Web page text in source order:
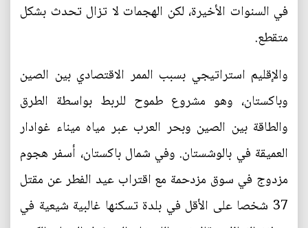
في السنوات الأخيرة، لكن الهجمات لا تزال تحدث بشكل
متقطع.
والإقليم استراتيجي بسبب الممر الاقتصادي بين الصين
وباكستان، وهو مشروع طموح للربط بواسطة الطرق
والطاقة بين الصين وبحر العرب عبر مياه ميناء غوادار
العميقة في بالوشستان. وفي شمال باكستان، أسفر هجوم
مزدوج في سوق مزدحمة مع اقتراب عيد الفطر عن مقتل
37 شخصا على الأقل في بلدة تسكنها غالبية شيعية في